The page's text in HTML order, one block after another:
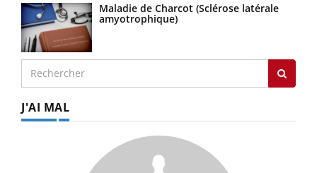
Maladie de Charcot (Sclérose latérale
amyotrophique)
J'AI MAL